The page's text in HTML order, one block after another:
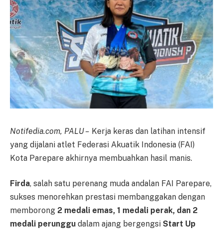
Notifedia.com, PALU – Kerja keras dan latihan intensif
yang dijalani atlet Federasi Akuatik Indonesia (FAI)
Kota Parepare akhirnya membuahkan hasil manis.
Firda, salah satu perenang muda andalan FAI Parepare,
sukses menorehkan prestasi membanggakan dengan
memborong 2 medali emas, 1 medali perak, dan 2
medali perunggu dalam ajang bergengsi Start Up